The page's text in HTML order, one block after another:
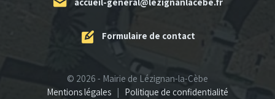
Formulaire de contact
© 2026 - Mairie de Lézignan-la-Cèbe
Mentions légales | Politique de confidentialité